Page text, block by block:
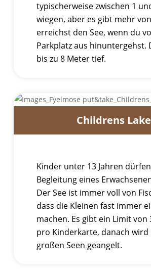
typischerweise zwischen 1
wiegen, aber es gibt mehr
erreichst den See, wenn du
Parkplatz aus hinuntergehst.
bis zu 8 Meter tief.
Childrens Lake
Kinder unter 13 Jahren
Begleitung eines
Der See ist immer voll von
dass die Kleinen fast immer
machen. Es gibt ein Limit von
pro Kinderkarte, danach wird
großen Seen geangelt.